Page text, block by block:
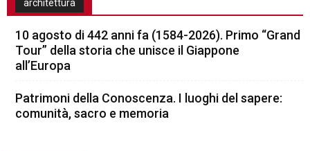
architettura
10 agosto di 442 anni fa (1584-2026). Primo “Grand
Tour” della storia che unisce il Giappone
all’Europa
Patrimoni della Conoscenza. I luoghi del sapere:
comunità, sacro e memoria